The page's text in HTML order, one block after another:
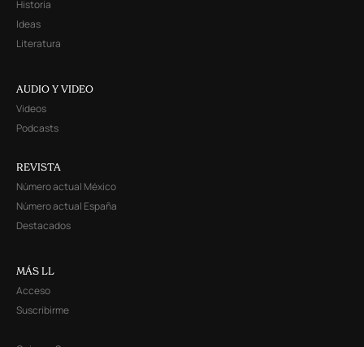
Historia
Ideas
Literatura
AUDIO Y VIDEO
Videos
Podcasts
REVISTA
Número actual México
Número actual España
Destacados
MÁS LL
Acceso
Suscribirme